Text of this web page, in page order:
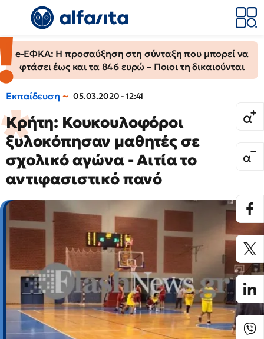
e-ΕΦΚΑ: Η προσαύξηση στη σύνταξη που μπορεί να
φτάσει έως και τα 846 ευρώ – Ποιοι τη δικαιούνται
Εκπαίδευση 05.03.2020 - 12:41
Κρήτη: Κουκουλοφόροι
ξυλοκόπησαν μαθητές σε
σχολικό αγώνα - Αιτία το
αντιφασιστικό πανό